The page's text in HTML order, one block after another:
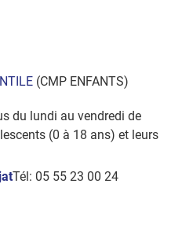
(CMP ENFANTS)
du lundi au vendredi de
(0 à 18 ans) et leurs
Tél: 05 55 23 00 24